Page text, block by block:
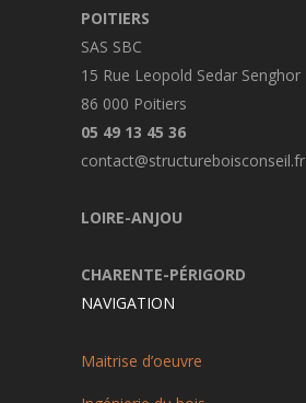
POITIERS
SAS SBC
15 Rue Leopold Sedar Senghor
86 000 Poitiers
05 49 13 45 36
contact@structureboisconseil.fr
LOIRE-ANJOU
CHARENTE-PÉRIGORD
NAVIGATION
Maitrise d’oeuvre